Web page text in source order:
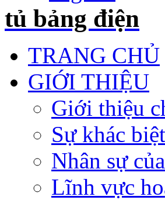
tủ bảng điện
TRANG CHỦ
GIỚI THIỆU
Giới thiệu
Sự khác
Nhân sự
Lĩnh vực